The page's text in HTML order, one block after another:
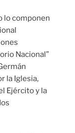
lo componen
Nacional”
la Iglesia,
Ejército y la